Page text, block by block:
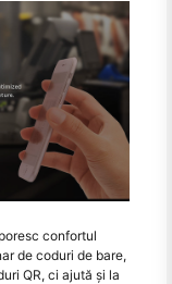
confortul
de coduri de bare,
QR, ci ajută și la